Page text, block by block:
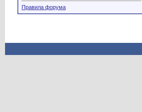
Правила форума